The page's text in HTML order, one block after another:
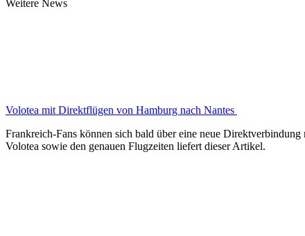
Weitere News
Volotea mit Direktflügen von Hamburg nach Nantes
Frankreich-Fans können sich bald über eine neue
Volotea sowie den genauen Flugzeiten liefert dieser Artikel.